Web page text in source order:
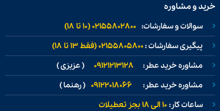
خرید و مشاوره
سوالات و سفارشات: 02155802800 (۱۰ تا ۱۸)
پیگیری سفارشات :02155805800 (فقط ۱۳ تا ۱۸)
مشاوره خرید عطر: 09121213128 ( عزیزی )
مشاوره خرید عطر: 09122018066 ( رهنما )
ساعات کار:۱۰ الی ۱۸ بجز تعطیلات